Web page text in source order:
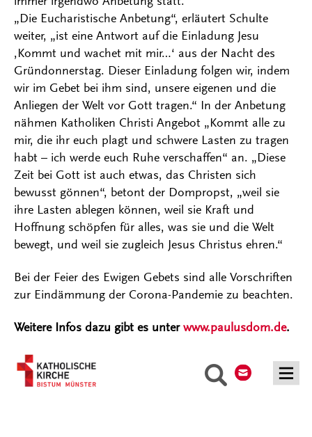
Suche
„Die Eucharistische Anbetung“, erläutert Schulte
weiter, „ist eine Antwort auf die Einladung Jesu
,Kommt und wachet mit mir…‘ aus der Nacht des
Gründonnerstag. Dieser Einladung folgen wir, indem
wir im Gebet bei ihm sind, unsere eigenen und die
Anliegen der Welt vor Gott tragen.“ In der Anbetung
nähmen Katholiken Christi Angebot „Kommt alle zu
mir, die ihr euch plagt und schwere Lasten zu tragen
habt – ich werde euch Ruhe verschaffen“ an. „Diese
Zeit bei Gott ist auch etwas, das Christen sich
bewusst gönnen“, betont der Dompropst, „weil sie
ihre Lasten ablegen können, weil sie Kraft und
Hoffnung schöpfen für alles, was sie und die Welt
bewegt, und weil sie zugleich Jesus Christus ehren.“
Bei der Feier des Ewigen Gebets sind alle Vorschriften
zur Eindämmung der Corona-Pandemie zu beachten.
Weitere Infos dazu gibt es unter www.paulusdom.de.